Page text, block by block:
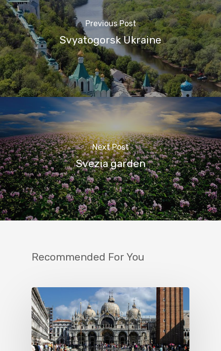
Previous Post
Svyatogorsk Ukraine
Next Post
Svezia garden
Recommended For You